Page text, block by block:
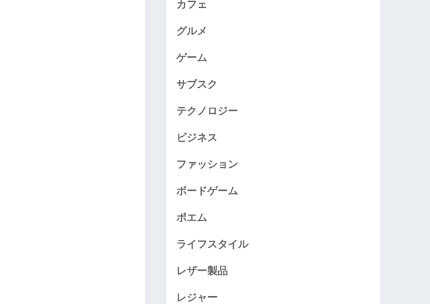
カフェ
グルメ
ゲーム
サブスク
テクノロジー
ビジネス
ファッション
ボードゲーム
ポエム
ライフスタイル
レザー製品
レジャー